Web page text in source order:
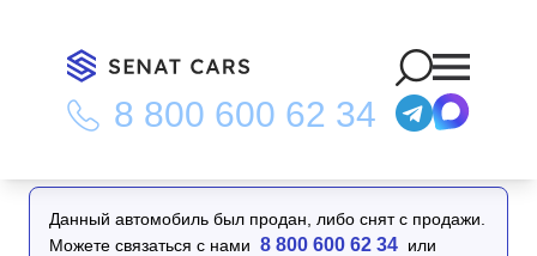
8 800 600 62 34
Главная Каталог/Kia Sorento Diesel 2.2 Noblesse 2WD
Данный автомобиль был продан, либо снят с продажи.
Можете связаться с нами 8 800 600 62 34 или